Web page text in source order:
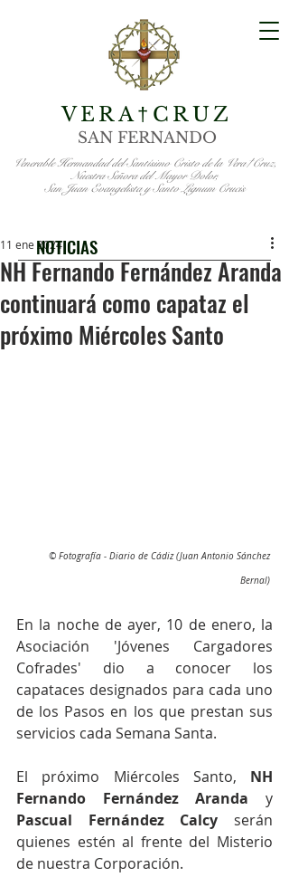
VERA† CRUZ
SAN FERNANDO
Venerable Hermandad del Santísimo Cristo de la Vera†Cruz,
Nuestra Señora del Mayor Dolor,
San Juan Evangelista y Santo Lignum Crucis
NH Fernando Fernández Aranda
continuará como capataz el
próximo Miércoles Santo
11 ene 2024
  ©
Fotografía - Diario de Cádiz (Juan Antonio Sánchez
Bernal)
En la noche de ayer, 10 de enero, la
Asociación 'Jóvenes Cargadores
Cofrades' dio a conocer los
capataces designados para cada uno
de los Pasos en los que prestan sus
servicios cada Semana Santa.
El próximo Miércoles Santo, NH
Fernando Fernández Aranda
Pascual Fernández Calcy serán
quienes estén al frente del Misterio
de nuestra Corporación.
NOTICIAS